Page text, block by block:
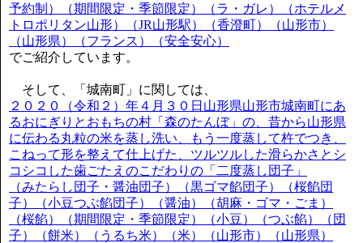
予約制）（期間限定・季節限定）（ラ・ガレ）（ホテルメ
トロポリタン山形）（JR山形駅）（香澄町）（山形市）
（山形県）（フランス）（安全安心）
でご紹介しています。
そして、「城南町」に関しては、
２０２０（令和２）年４月３０日山形県山形市城南町にあ
るおにぎりとおもちの村「森のたんぼ」の、昔から山形県
に伝わる丸粒の米を蒸し洗い、もう一度蒸して杵でつき、
こねって形を整えて仕上げた、ツルツルした滑らかさとシ
コシコした歯ごたえのこだわりの「二度蒸し団子」
（みたらし団子・醤油団子）（黒ゴマ餡団子）（桜餡団
子）（小豆つぶ餡団子）（醤油）（胡麻・ゴマ・ごま）
（桜餡）（期間限定・季節限定）（小豆）（つぶ餡）（団
子）（餅米）（うるち米）（米）（山形市）（山形県）